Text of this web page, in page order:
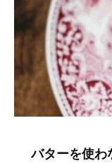
バターを使わ